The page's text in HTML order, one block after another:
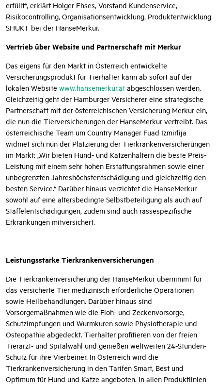
erfüllt“, erklärt Holger Ehses, Vorstand Kundenservice,
Risikocontrolling, Organisationsentwicklung, Produktentwicklung
SHUKT bei der HanseMerkur.
Vertrieb über Website und Partnerschaft mit Merkur
Das eigens für den Markt in Österreich entwickelte
Versicherungsprodukt für Tierhalter kann ab sofort auf der
lokalen Website www.hansemerkur.at abgeschlossen werden.
Gleichzeitig geht der Hamburger Versicherer eine strategische
Partnerschaft mit der österreichischen Versicherung Merkur ein,
die nun die Tierversicherungen der HanseMerkur vertreibt. Das
österreichische Team um Country Manager Fuad Izmirlija
widmet sich nun der Platzierung der Tierkrankenversicherungen
im Markt: „Wir bieten Hund- und Katzenhaltern die beste Preis-
Leistung mit einem sehr hohen Erstattungsrahmen sowie einer
unbegrenzten Jahreshöchstentschädigung und gleichzeitig den
besten Service.“ Darüber hinaus verzichtet die HanseMerkur
sowohl auf eine altersbedingte Selbstbeteiligung als auch auf
Staffelentschädigungen, zudem sind auch rassespezifische
Erkrankungen mitversichert.
Leistungsstarke Tierkrankenversicherungen
Die Tierkrankenversicherung der HanseMerkur übernimmt für
das versicherte Tier medizinisch erforderliche Operationen
sowie Heilbehandlungen. Darüber hinaus sind
Vorsorgemaßnahmen wie die Floh- und Zeckenvorsorge,
Schutzimpfungen und Wurmkuren sowie Physiotherapie und
Osteopathie abgedeckt. Tierhalter profitieren von der freien
Tierarzt- und Spitalwahl und genießen weltweiten 24-Stunden-
Schutz für ihre Vierbeiner. In Österreich wird die
Tierkrankenversicherung in den Tarifen Smart, Best und
Optimum für Hund und Katze angeboten. In allen Produktlinien